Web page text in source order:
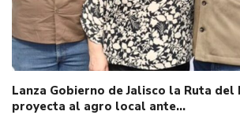
Lanza Gobierno de Jalisco la Ruta del
proyecta al agro local ante…